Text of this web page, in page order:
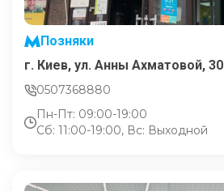
Позняки
г. Киев, ул. Анны Ахматовой, 30
0507368880
Пн-Пт: 09:00-19:00
Сб: 11:00-19:00, Вс: Выходной